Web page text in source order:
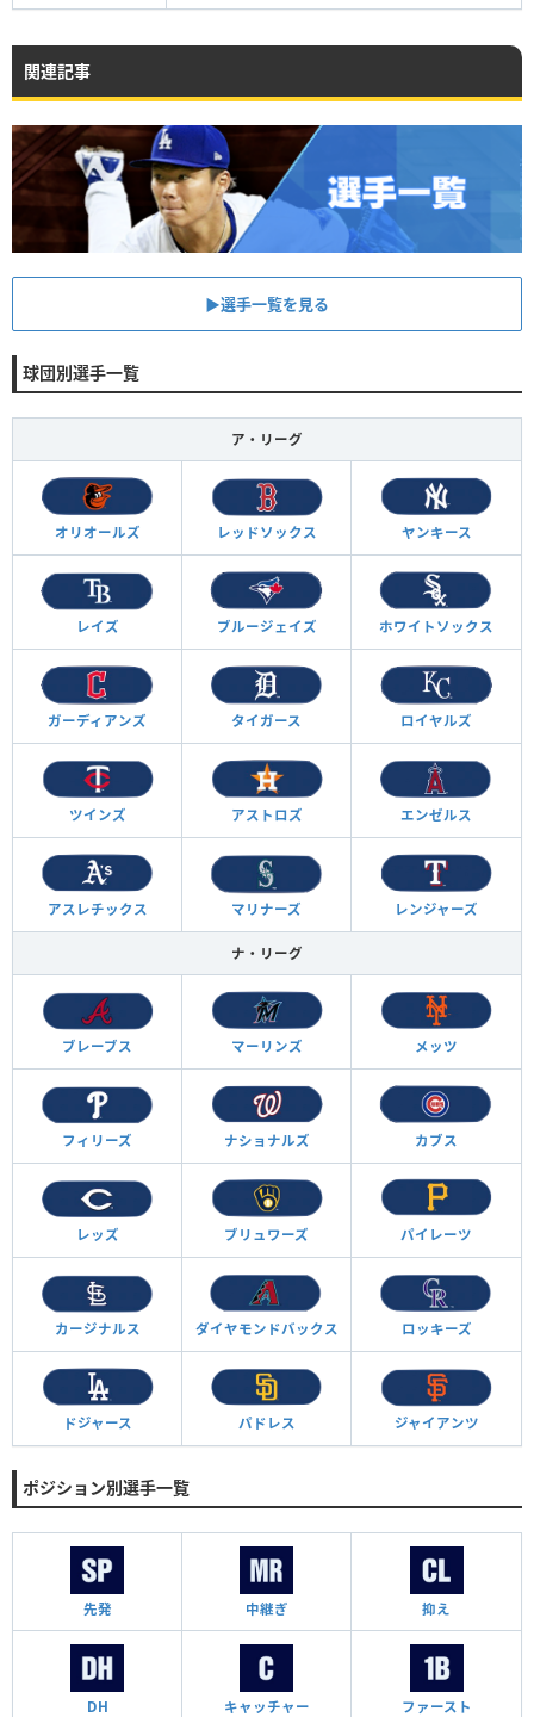
関連記事
▶︎選手一覧を見る
球団別選手一覧
ア・リーグ
オリオールズ レッドソックス ヤンキース
レイズ ブルージェイズ ホワイトソックス
ガーディアンズ タイガース ロイヤルズ
ツインズ アストロズ エンゼルス
アスレチックス マリナーズ レンジャーズ
ナ・リーグ
ブレーブス マーリンズ メッツ
フィリーズ ナショナルズ カブス
レッズ ブリュワーズ パイレーツ
カージナルス ダイヤモンドバックス ロッキーズ
ドジャース パドレス ジャイアンツ
ポジション別選手一覧
先発 中継ぎ 抑え
DH キャッチャー ファースト